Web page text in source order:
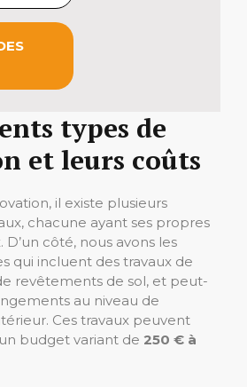
types de
et leurs coûts
il existe plusieurs
chacune ayant ses propres
côté, nous avons les
qui incluent des travaux de
revêtements de sol, et peut-
au niveau de
Ces travaux peuvent
budget variant de 250 € à